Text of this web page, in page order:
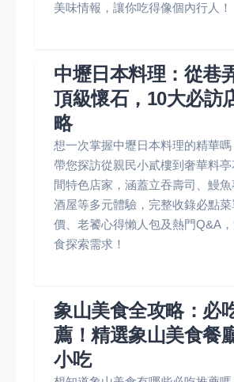
美味情報，讓你吃得像個內行人！
中壢日本料理：從巷
頂級懷石，10大必訪
略
想一次掌握中壢日本料理的精華
帶您探訪從親民小貳樓到奢華料
間特色店家，涵蓋立吞壽司、鰻
酒屋等多元體驗，完整收錄必點
價、老饕心得懶人包及熱門Q&A
食探索需求！
象山美食全攻略：必
薦！精選象山美食餐
小吃